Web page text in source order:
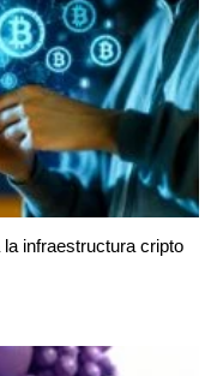
infraestructura cripto